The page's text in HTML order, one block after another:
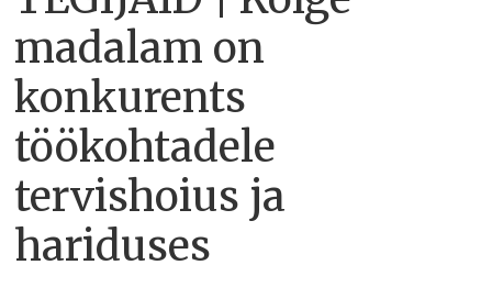
madalam on
konkurents
töökohtadele
tervishoius ja
hariduses